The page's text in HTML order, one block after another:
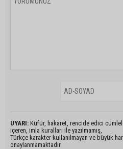
UYARI: Küfür, hakaret, rencide edici
içeren, imla kuralları ile yazılmamış,
Türkçe karakter kullanılmayan ve büyük
onaylanmamaktadır.